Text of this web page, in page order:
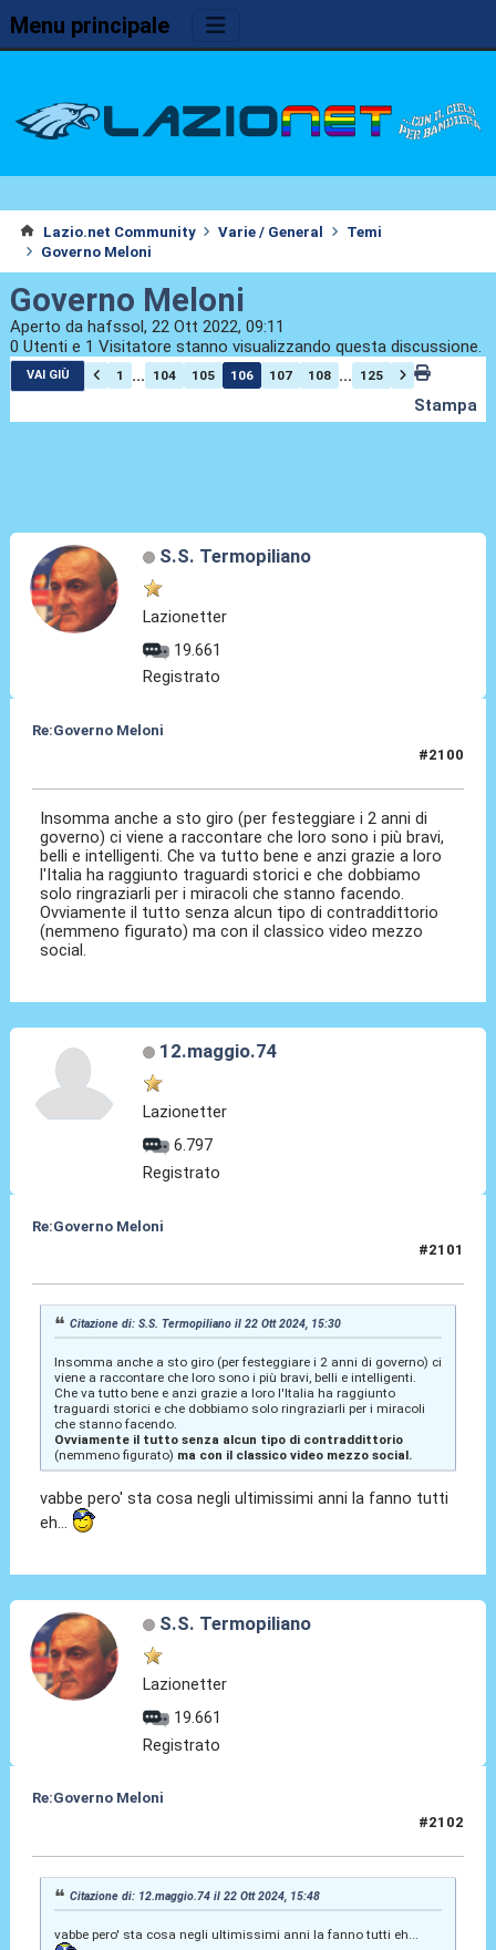
Menu principale
Lazio.net Community Varie / General
Temi
Governo Meloni
Governo Meloni
Aperto da hafssol, 22 Ott 2022, 09:11
0 Utenti e 1 Visitatore stanno visualizzando questa discussione.
VAI GIÙ 1 ... 104 105 106 107 108 ... 125
Stampa
S.S. Termopiliano
Lazionetter
19.661
Registrato
Re:Governo Meloni
#2100
Insomma anche a sto giro (per festeggiare i 2 anni di
governo) ci viene a raccontare che loro sono i più bravi,
belli e intelligenti. Che va tutto bene e anzi grazie a loro
l'Italia ha raggiunto traguardi storici e che dobbiamo
solo ringraziarli per i miracoli che stanno facendo.
Ovviamente il tutto senza alcun tipo di contraddittorio
(nemmeno figurato) ma con il classico video mezzo
social.
12.maggio.74
Lazionetter
6.797
Registrato
Re:Governo Meloni
#2101
Citazione di: S.S. Termopiliano il 22 Ott 2024, 15:30
Insomma anche a sto giro (per festeggiare i 2 anni di governo) ci
viene a raccontare che loro sono i più bravi, belli e intelligenti.
Che va tutto bene e anzi grazie a loro l'Italia ha raggiunto
traguardi storici e che dobbiamo solo ringraziarli per i miracoli
che stanno facendo.
Ovviamente il tutto senza alcun tipo di contraddittorio
(nemmeno figurato) ma con il classico video mezzo social.
vabbe pero' sta cosa negli ultimissimi anni la fanno tutti
eh...
S.S. Termopiliano
Lazionetter
19.661
Registrato
Re:Governo Meloni
#2102
Citazione di: 12.maggio.74 il 22 Ott 2024, 15:48
vabbe pero' sta cosa negli ultimissimi anni la fanno tutti eh...